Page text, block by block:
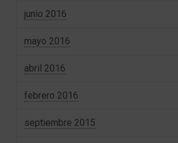
junio 2016
mayo 2016
abril 2016
febrero 2016
septiembre 2015